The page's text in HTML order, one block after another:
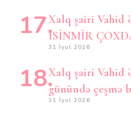
Xalq şairi Vahid
İSİNMİR
31 İyul 2026
Xalq şairi Vahid
günündə çeşmə
31 İyul 2026